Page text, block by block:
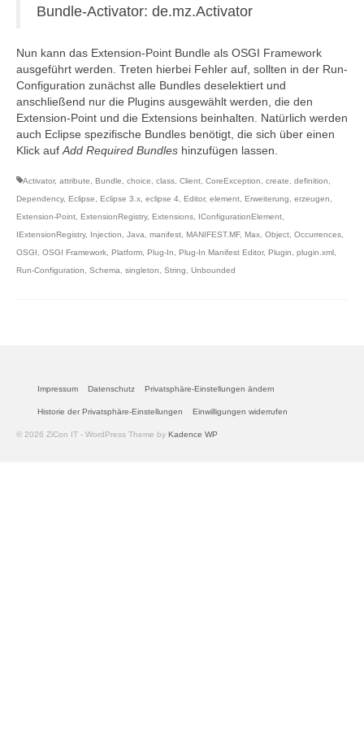
Bundle-Activator: de.mz.Activator
Nun kann das Extension-Point Bundle als OSGI Framework
ausgeführt werden. Treten hierbei Fehler auf, sollten in der Run-
Configuration zunächst alle Bundles deselektiert und
anschließend nur die Plugins ausgewählt werden, die den
Extension-Point und die Extensions beinhalten. Natürlich werden
auch Eclipse spezifische Bundles benötigt, die sich über einen
Klick auf Add Required Bundles hinzufügen lassen.
Activator, attribute Bundle choice class Client CoreException create definition
Dependency, Eclipse Eclipse 3.x eclipse 4 Editor, element Erweiterung erzeugen
Extension-Point ExtensionRegistry, Extensions IConfigurationElement
IExtensionRegistry, Injection Java manifest MANIFEST.MF, Max Object Occurrences
OSGI
OSGI Framework Platform Plug-In Plug-In Manifest Editor, Plugin plugin.xml
Run-Configuration
Schema singleton String Unbounded
Impressum Datenschutz Privatsphäre-Einstellungen ändern
Historie der Privatsphäre-Einstellungen Einwilligungen widerrufen
© 2026 ZiCon IT - WordPress Theme by Kadence WP